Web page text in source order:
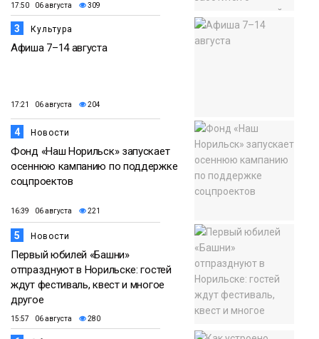
17:50 06 августа 309
3 Культура
Афиша 7–14 августа
17:21 06 августа 204
4 Новости
Фонд «Наш Норильск» запускает
осеннюю кампанию по поддержке
соцпроектов
16:39 06 августа 221
5 Новости
Первый юбилей «Башни»
отпразднуют в Норильске: гостей
ждут фестиваль, квест и многое
другое
15:57 06 августа 280